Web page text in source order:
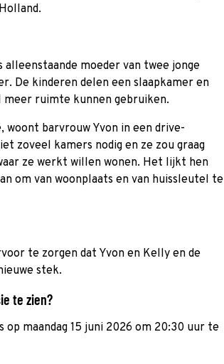
moeder van twee jonge
De kinderen delen een slaapkamer en
ruimte kunnen gebruiken.
barvrouw Yvon in een drive-
zoveel kamers nodig en ze zou graag
ze werkt willen wonen. Het lijkt hen
om van woonplaats en van huissleutel te
te zorgen dat Yvon en Kelly en de
stek.
te zien?
op maandag 15 juni 2026 om 20:30 uur te